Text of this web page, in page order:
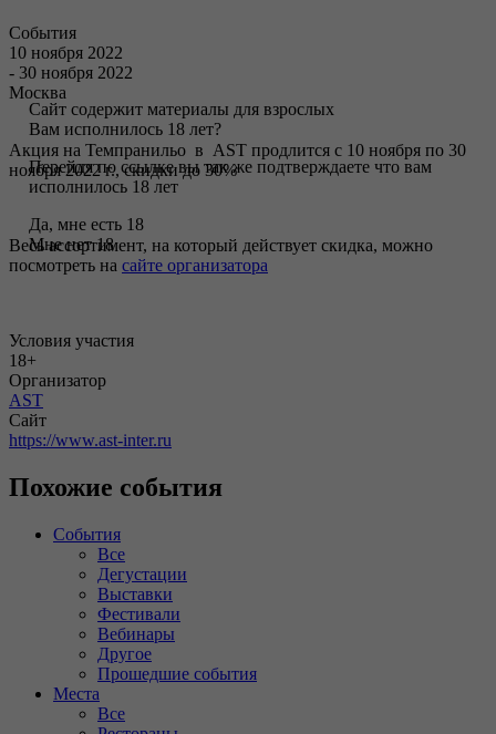
События
10 ноября 2022
- 30 ноября 2022
Москва
Акция на Темпранильо в AST продлится с 10 ноября по 30
ноября 2022 г., скидки до 30%
Весь ассортимент, на который действует скидка, можно
посмотреть на сайте организатора
Условия участия
18+
Организатор
AST
Сайт
https://www.ast-inter.ru
Похожие события
События
Все
Дегустации
Выставки
Фестивали
Вебинары
Другое
Прошедшие события
Места
Все
Сайт содержит материалы для взрослых
Вам исполнилось 18 лет?
Перейдя по ссылке вы так же подтверждаете что вам
исполнилось 18 лет
Да, мне есть 18
Мне нет 18